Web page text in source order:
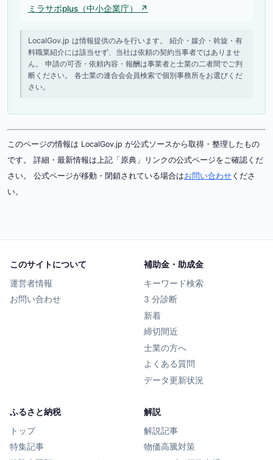
ミラサポplus（中小企業庁） ↗
LocalGov.jp は情報提供のみを行います。 紹介・媒介・斡旋・有
料職業紹介には該当せず、当社は依頼の契約当事者ではありませ
ん。 申請の可否・依頼内容・報酬は事業者と士業の二者間でご判
断ください。 各士業の連合会会員検索で個別事務所をお選びくだ
さい。
このページの情報は LocalGov.jp が公式ソースから取得・整理したもの
です。 詳細・最新情報は上記「原典」リンクの公式ページをご確認くだ
さい。 公式ページが移動・閉鎖されている場合はお問い合わせ くださ
い。
このサイトについて
運営者情報
お問い合わせ
補助金・助成金
キーワード検索
3 分診断
新着
締切間近
士業の方へ
よくある質問
データ更新状況
ふるさと納税
トップ
特集記事
解説
解説記事
物価高騰対策